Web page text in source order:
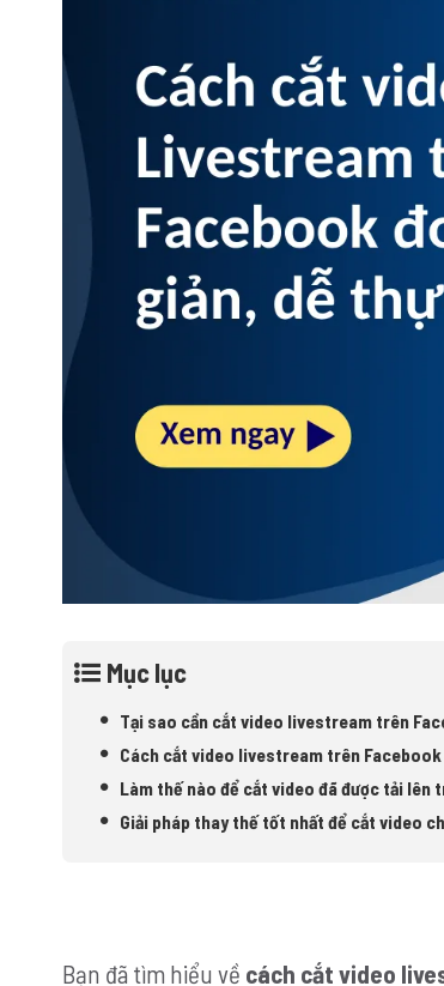
Mục lục
Tại sao cần cắt video livestream trên
Cách cắt video livestream trên Facebook
Làm thế nào để cắt video đã được tải lên
Giải pháp thay thế tốt nhất để cắt video
Bạn đã tìm hiểu về cách cắt video